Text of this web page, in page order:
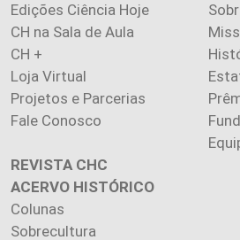
Edições Ciência Hoje
CH na Sala de Aula
CH +
Loja Virtual
Projetos e Parcerias
Fale Conosco
REVISTA CHC
ACERVO HISTÓRICO
Colunas
Sobrecultura